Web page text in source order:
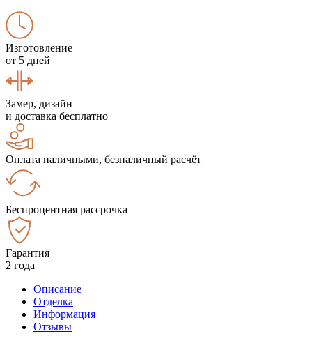
Изготовление
от 5 дней
Замер, дизайн
и доставка бесплатно
Оплата наличными, безналичный расчёт
Беспроцентная рассрочка
Гарантия
2 года
Описание
Отделка
Информация
Отзывы